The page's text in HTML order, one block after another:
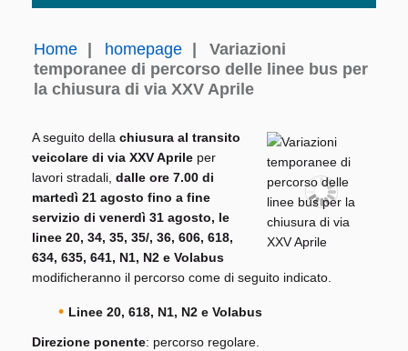
Home homepage
Variazioni
temporanee di percorso delle linee bus per
la chiusura di via XXV Aprile
A seguito della chiusura al transito
veicolare di via XXV Aprile per
lavori stradali, dalle ore 7.00 di
martedì 21 agosto fino a fine
servizio di venerdì 31 agosto, le
linee 20, 34, 35, 35/, 36, 606, 618,
634, 635, 641, N1, N2 e Volabus
modificheranno il percorso come di seguito indicato.
Linee 20, 618, N1, N2 e Volabus
Direzione ponente: percorso regolare.